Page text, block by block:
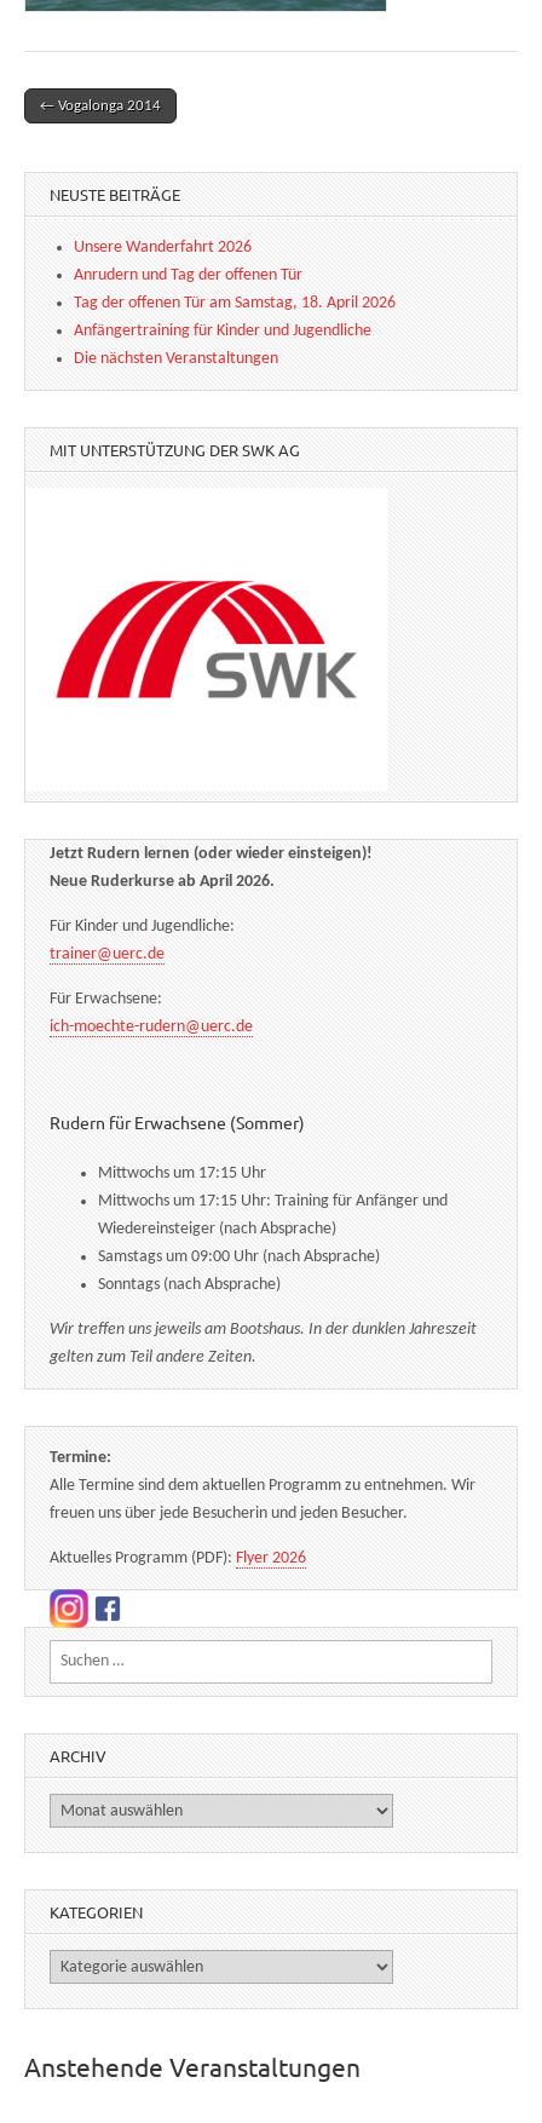
Post navigation
← Vogalonga 2014
NEUSTE BEITRÄGE
Unsere Wanderfahrt 2026
Anrudern und Tag der offenen Tür
Tag der offenen Tür am Samstag, 18. April 2026
Anfängertraining für Kinder und Jugendliche
Die nächsten Veranstaltungen
MIT UNTERSTÜTZUNG DER SWK AG
Jetzt Rudern lernen (oder wieder einsteigen)!
Neue Ruderkurse ab April 2026.
Für Kinder und Jugendliche:
trainer@uerc.de
Für Erwachsene:
ich-moechte-rudern@uerc.de
Rudern für Erwachsene (Sommer)
Mittwochs um 17:15 Uhr
Mittwochs um 17:15 Uhr: Training für Anfänger und
Wiedereinsteiger (nach Absprache)
Samstags um 09:00 Uhr (nach Absprache)
Sonntags (nach Absprache)
Wir treffen uns jeweils am Bootshaus. In der dunklen Jahreszeit
gelten zum Teil andere Zeiten.
Termine:
Alle Termine sind dem aktuellen Programm zu entnehmen. Wir
freuen uns über jede Besucherin und jeden Besucher.
Aktuelles Programm (PDF): Flyer 2026
Suchen nach:
ARCHIV
Archiv
KATEGORIEN
Kategorien
Anstehende Veranstaltungen